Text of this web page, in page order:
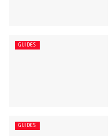
GUIDES
GUIDES